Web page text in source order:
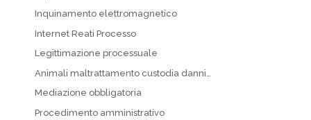
Inquinamento elettromagnetico
Internet Reati Processo
Legittimazione processuale
Animali maltrattamento custodia danni…
Mediazione obbligatoria
Procedimento amministrativo